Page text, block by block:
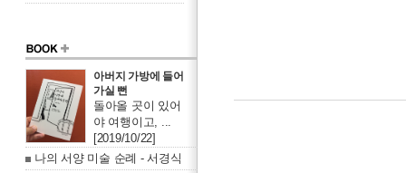
아버지 가방에 들어
가실 뻔
돌아올 곳이 있어
야 여행이고, ...
[2019/10/22]
나의 서양 미술 순례 - 서경식